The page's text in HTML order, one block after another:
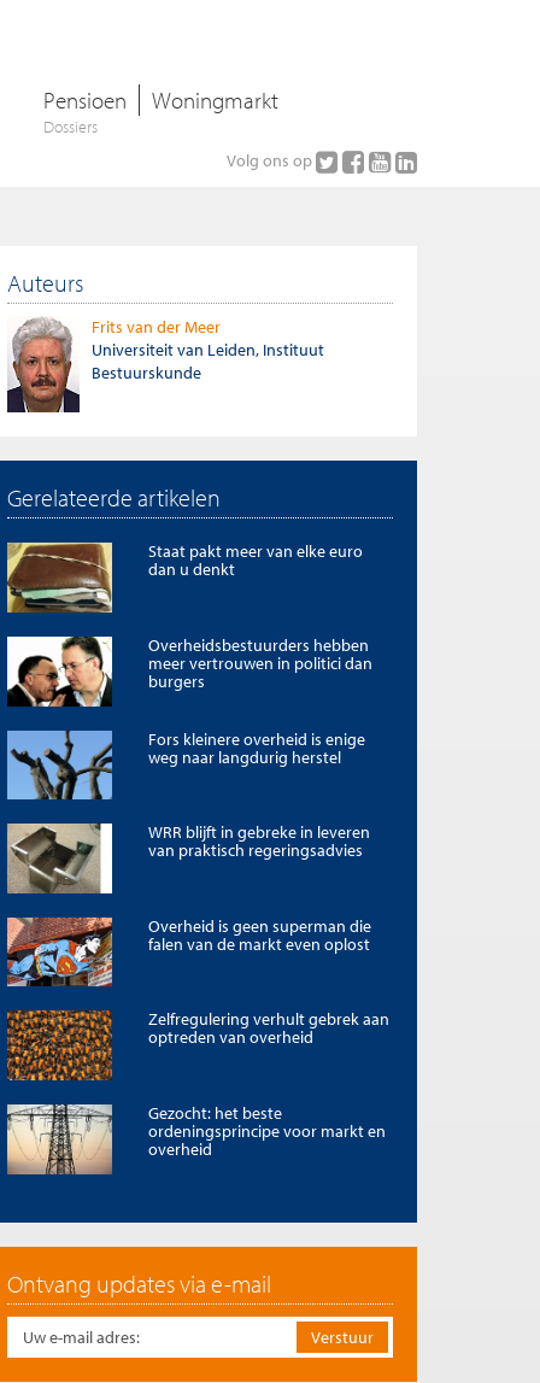
Pensioen Woningmarkt
Dossiers
Volg ons op
Auteurs
Frits van der Meer
Universiteit van Leiden, Instituut
Bestuurskunde
Gerelateerde artikelen
Staat pakt meer van elke euro
dan u denkt
Overheidsbestuurders hebben
meer vertrouwen in politici dan
burgers
Fors kleinere overheid is enige
weg naar langdurig herstel
WRR blijft in gebreke in leveren
van praktisch regeringsadvies
Overheid is geen superman die
falen van de markt even oplost
Zelfregulering verhult gebrek aan
optreden van overheid
Gezocht: het beste
ordeningsprincipe voor markt en
overheid
Ontvang updates via e-mail